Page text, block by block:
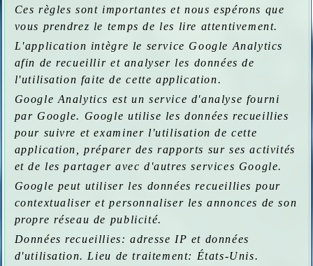
Ces règles sont importantes et nous espérons que
vous prendrez le temps de les lire attentivement.
L'application intègre le service Google Analytics
afin de recueillir et analyser les données de
l'utilisation faite de cette application.
Google Analytics est un service d'analyse fourni
par Google. Google utilise les données recueillies
pour suivre et examiner l'utilisation de cette
application, préparer des rapports sur ses activités
et de les partager avec d'autres services Google.
Google peut utiliser les données recueillies pour
contextualiser et personnaliser les annonces de son
propre réseau de publicité.
Données recueillies: adresse IP et données
d'utilisation. Lieu de traitement: États-Unis.